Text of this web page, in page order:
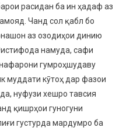
расидан ба ин ҳадаф аз
Чанд сол қабл бо
аз озодиҳои динию
намуда, сафи
гумроҳшудаву
муддати кӯтоҳ дар фазои
нуфузи хешро тавсия
қишрҳои гуногуни
густурда мардумро ба